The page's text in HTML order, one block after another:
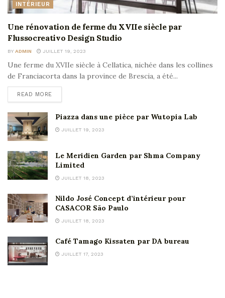
INTÉRIEUR
Une rénovation de ferme du XVIIe siècle par
Flussocreativo Design Studio
BY ADMIN JUILLET 19, 2023
Une ferme du XVIIe siècle à Cellatica, nichée dans les collines
de Franciacorta dans la province de Brescia, a été...
READ MORE
Piazza dans une pièce par Wutopia Lab
JUILLET 19, 2023
Le Meridien Garden par Shma Company
Limited
JUILLET 18, 2023
Nildo José Concept d’intérieur pour
CASACOR São Paulo
JUILLET 18, 2023
Café Tamago Kissaten par DA bureau
JUILLET 17, 2023